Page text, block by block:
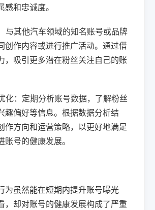
和忠诚度。
与其他汽车领域的知名账号或品牌
创作内容或进行推广活动。通过借
，吸引更多潜在粉丝关注自己的账
化：定期分析账号数据，了解粉丝
趣偏好等信息。根据数据分析结
作方向和运营策略，以更好地满足
号的健康发展。
为虽然能在短期内提升账号曝光
，却对账号的健康发展构成了严重